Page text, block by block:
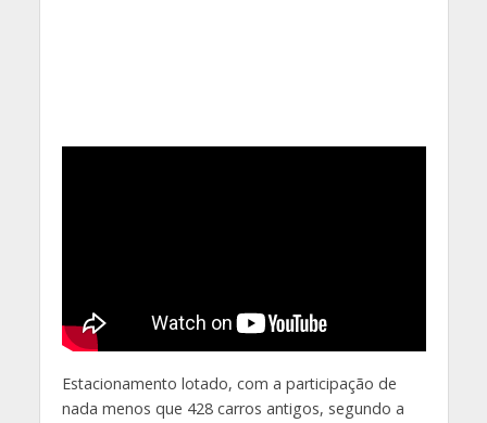
Estacionamento lotado, com a participação de
nada menos que 428 carros antigos, segundo a